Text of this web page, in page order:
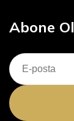
Abone Ol